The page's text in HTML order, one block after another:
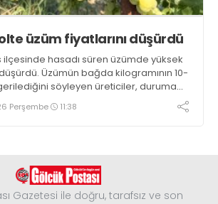
üzüm fiyatlarını düşürdü
ilçesinde hasadı süren üzümde yüksek
Üzümün bağda kilogramının 10-
söyleyen üreticiler, duruma
Perşembe 11:38
Gazetesi ile doğru, tarafsız ve son